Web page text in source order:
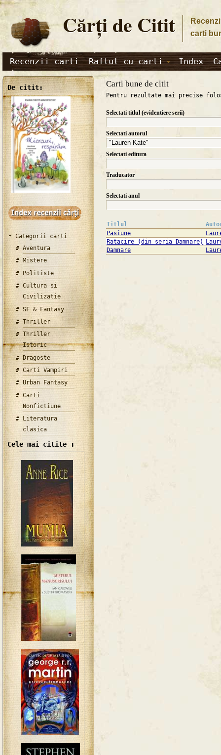
Cărţi de Citit
carti
Recenzii carti Raftul cu carti Index
De citit:
Categorii carti
Aventura
Mistere
Politiste
Cultura si
Civilizatie
SF & Fantasy
Thriller
Thriller
Istoric
Dragoste
Carti Vampiri
Urban Fantasy
Carti
Nonfictiune
Literatura
clasica
Cele mai citite :
Carti bune de citit
Pentru rezultate mai precise
Selectati titlul (evidentiere serii)
Selectati autorul
Selectati editura
Traducator
Selectati anul
Titlul
Pasiune
Ratacire (din seria Damnare)
Damnare